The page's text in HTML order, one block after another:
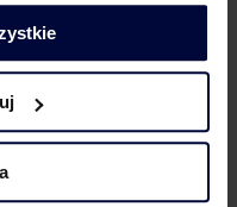
szerszego rozwoju
się podejście
operatorów stacji